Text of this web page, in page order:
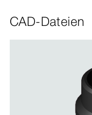
CAD-Dateien